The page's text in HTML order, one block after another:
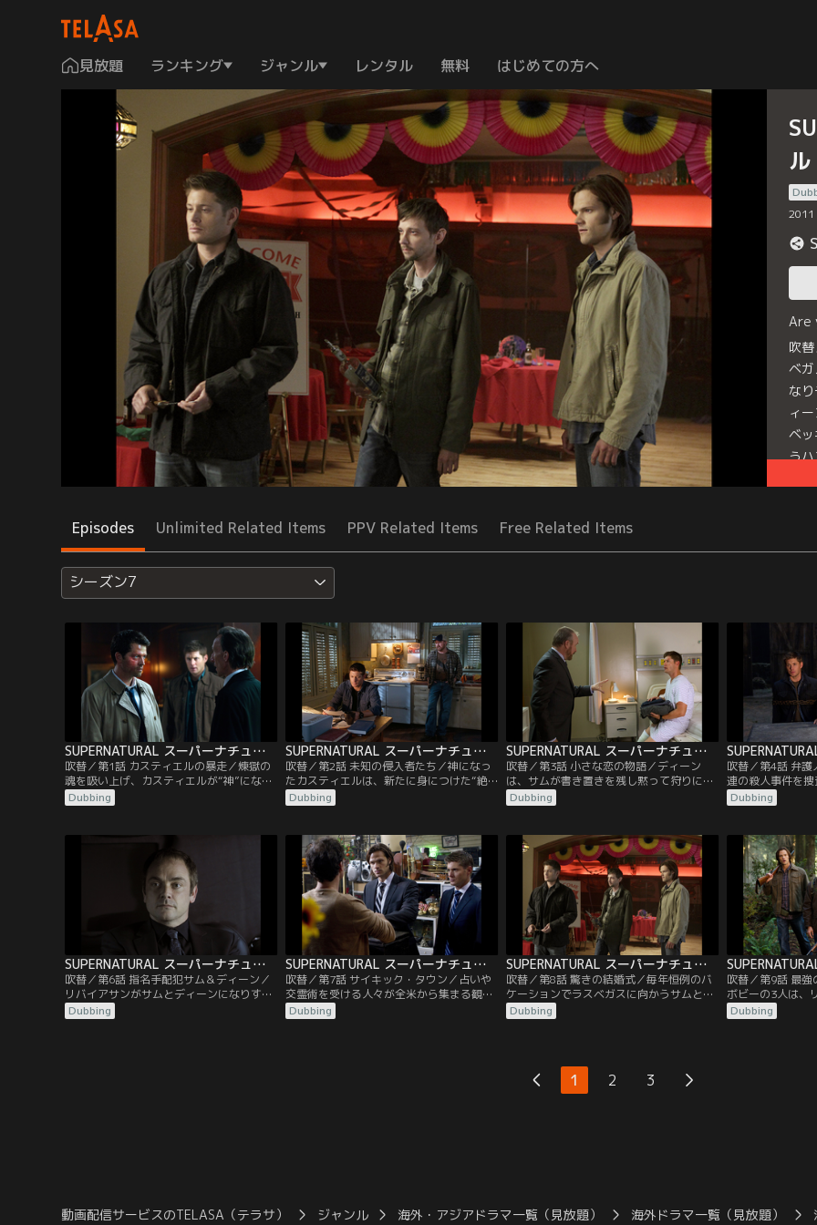
見放題 ランキング ジャンル レンタル 無料 はじめての方へ
2011
Are
吹
ベ
な
ィ
ベ
う
Episodes Unlimited Related Items PPV Related Items Free Related Items
シーズン7
SUPERNATURAL スーパーナチュラル シーズン7 第01話／吹替
吹替／第1話 カスティエルの暴走／煉獄の
魂を吸い上げ、カスティエルが“神”にな
る。彼は、サム、ディーン、ボビーの3人
を殺しこそしないが、神の仕事を邪魔する
にしたカスティエルが“世直し”と称して暴
走する姿を目の当たりにしたディーンは、
死の騎士を操り彼を殺害しようと企む。だ
が、カスティエルの方が一枚上手だった。
Dubbing
SUPERNATURAL スーパーナチュラル シーズン7 第02話／吹替
吹替／第2話 未知の侵入者たち／神になっ
たカスティエルは、新たに身につけた“絶
対的な力”の重みに苦しんでいる。そし
て、再び幻覚を見始めたサムは地獄にいた
幻覚の区別がつかなくなっている。カステ
ィエルと戦い、サムを常に現実に引き戻そ
うとするディーンと、彼を最大限にバック
アップするボビー。だが、彼らの前に…。
Dubbing
SUPERNATURAL スーパーナチュラル シーズン7 第03話／吹替
吹替／第3話 小さな恋の物語／ディーン
は、サムが書き置きを残し黙って狩りに出
たのを知り激怒する。サムは、十数年前に
自分が関わった事件とそっくりの記事を新
いた。犯人は、予想どおりエイミーだっ
た。サムが中学の頃に出会った少女エイミ
ーは、今、母となって彼の前に現れる。
Dubbing
吹替／第4話 弁
連の殺人事件を
ンは、それらの
に気づく。被害
れ死刑を宣告さ
はエジプトの冥
が、ディーン自
弁護を買って出
Dubbing
SUPERNATURAL スーパーナチュラル シーズン7 第06話／吹替
吹替／第6話 指名手配犯サム＆ディーン／
リバイアサンがサムとディーンになりすま
し大虐殺を行い、全米を恐怖に陥れる。ま
たしても“凶悪犯のお尋ね者”となった二
Dubbing
SUPERNATURAL スーパーナチュラル シーズン7 第07話／吹替
吹替／第7話 サイキック・タウン／占いや
交霊術を受ける人々が全米から集まる観光
スポット、リリーデイルという町で霊能者
が怪死する事件が立て続けに起きる。別々
Dubbing
SUPERNATURAL スーパーナチュラル シーズン7 第08話／吹替
吹替／第8話 驚きの結婚式／毎年恒例のバ
ケーションでラスベガスに向かうサムとデ
ィーン。だが、途中でサムがいなくなりデ
ィーンは困惑する。そこにサムからメール
婚すると言う。ディーンは仕方なくガース
というハンターと組んである事件を調査す
Dubbing
吹替／第9話 最
ボビーの3人は、
逃れるためニュ
に身を潜めてい
Dubbing
1 2 3
動画配信サービスのTELASA（テラサ） ジャンル 海外・アジアドラマ一覧（見放題） 海外ドラマ一覧（見放題）